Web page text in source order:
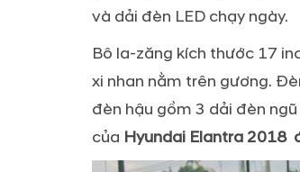
và dải đèn LED chạy ngày.
Bô la-zăng kích thước 17
xi nhan nằm trên gương.
đèn hậu gồm 3 dải đèn
của Hyundai Elantra 2018